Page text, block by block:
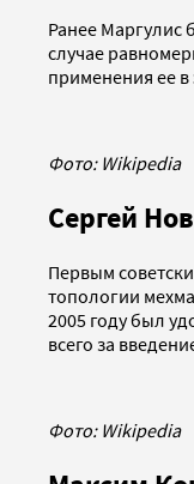
Ранее Маргулис
случае
применения ее
Фото: Wikipedia
Сергей
Первым
топологии
2005 году был
всего за
Фото: Wikipedia